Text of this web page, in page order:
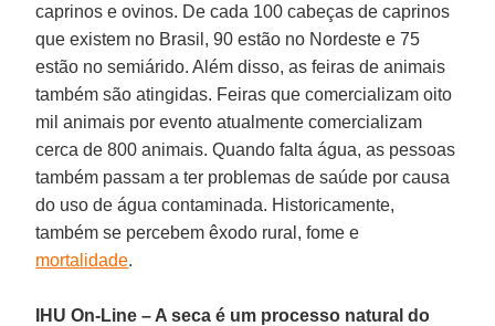
caprinos e ovinos. De cada 100 cabeças de caprinos
que existem no Brasil, 90 estão no Nordeste e 75
estão no semiárido. Além disso, as feiras de animais
também são atingidas. Feiras que comercializam oito
mil animais por evento atualmente comercializam
cerca de 800 animais. Quando falta água, as pessoas
também passam a ter problemas de saúde por causa
do uso de água contaminada. Historicamente,
também se percebem êxodo rural, fome e
mortalidade.
IHU On-Line – A seca é um processo natural do